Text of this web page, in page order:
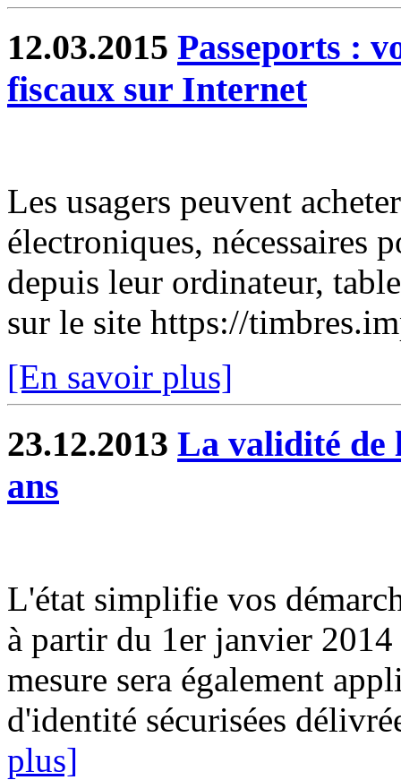
12.03.2015 Passeports :
fiscaux sur Internet
Les usagers peuvent
électroniques, nécessaires
depuis leur ordinateur,
sur le site https://
[En savoir plus]
23.12.2013 La validité de
ans
L'état simplifie vos
à partir du 1er janvier
mesure sera également
d'identité sécurisées
plus]